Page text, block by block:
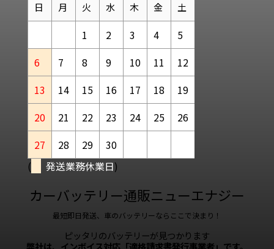
日 月 火 水 木 金 土
1 2 3 4
5
6
7 8 9 10 11
12
13
14 15 16 17 18
19
20
21 22 23 24 25
26
27
28 29
30
(
発送業務休業日)
カーバッテリー通販ニューエナジー
最短即日発送、車のバッテリーならここで決まり！
ピッタリのバッテリーが見つかります